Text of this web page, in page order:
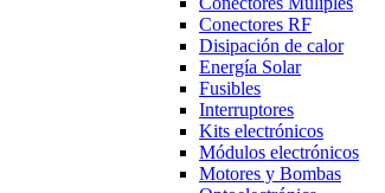
Conectores RF
Disipación de calor
Energía Solar
Fusibles
Interruptores
Kits electrónicos
Módulos electrónicos
Motores y Bombas